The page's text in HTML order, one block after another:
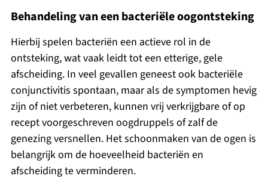
Behandeling van een bacteriële oogontsteking
Hierbij spelen bacteriën een actieve rol in de
ontsteking, wat vaak leidt tot een etterige, gele
afscheiding. In veel gevallen geneest ook bacteriële
conjunctivitis spontaan, maar als de symptomen hevig
zijn of niet verbeteren, kunnen vrij verkrijgbare of op
recept voorgeschreven oogdruppels of zalf de
genezing versnellen. Het schoonmaken van de ogen is
belangrijk om de hoeveelheid bacteriën en
afscheiding te verminderen.